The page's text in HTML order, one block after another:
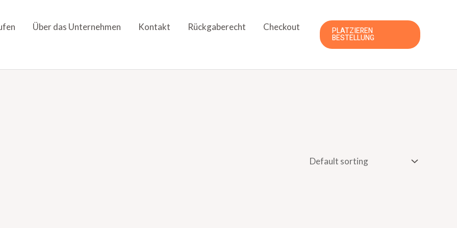
Über das Unternehmen Kontakt Rückgaberecht
Checkout
PLATZIEREN
BESTELLUNG